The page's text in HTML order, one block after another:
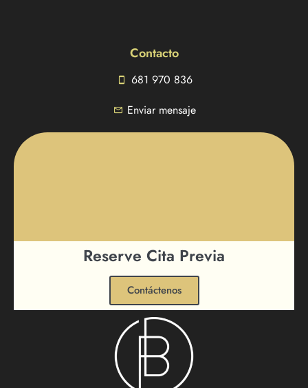
Contacto
681 970 836
Enviar mensaje
Reserve Cita Previa
Contáctenos